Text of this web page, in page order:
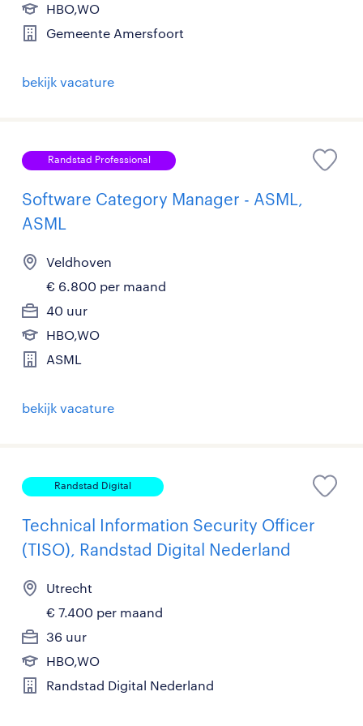
HBO,WO
Gemeente Amersfoort
bekijk vacature
Randstad Professional
Software Category Manager - ASML,
ASML
Veldhoven
€ 6.800 per maand
40 uur
HBO,WO
ASML
bekijk vacature
Randstad Digital
Technical Information Security Officer
(TISO), Randstad Digital Nederland
Utrecht
€ 7.400 per maand
36 uur
HBO,WO
Randstad Digital Nederland